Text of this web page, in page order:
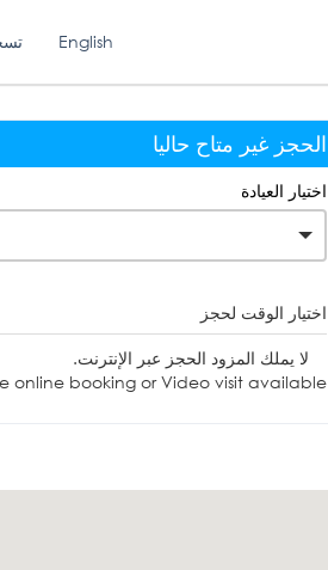
English
الحجز غير متاح حاليا
اختيار العيادة
اختيار الوقت لحجز
لا يملك المزود الحجز عبر الإنترنت.
online booking or Video visit available.